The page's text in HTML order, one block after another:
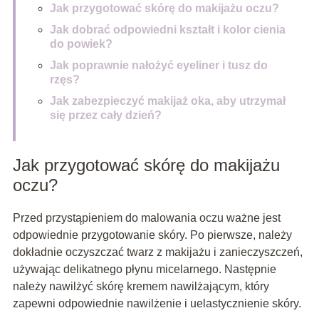
Jak przygotować skórę do makijażu oczu?
Jak dobrać odpowiedni kształt i kolor cienia
do powiek?
Jak poprawnie nałożyć eyeliner i tusz do
rzęs?
Jak zabezpieczyć makijaż oka, aby utrzymał
się przez cały dzień?
Jak przygotować skórę do makijażu
oczu?
Przed przystąpieniem do malowania oczu ważne jest
odpowiednie przygotowanie skóry. Po pierwsze, należy
dokładnie oczyszczać twarz z makijażu i zanieczyszczeń,
używając delikatnego płynu micelarnego. Następnie
należy nawilżyć skórę kremem nawilżającym, który
zapewni odpowiednie nawilżenie i uelastycznienie skóry.